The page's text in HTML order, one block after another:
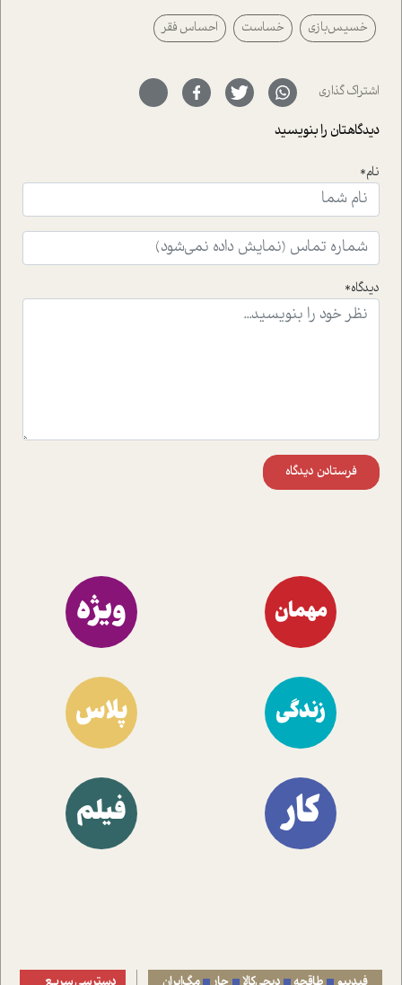
پیرامون آن آشنا می کند.در بخش دو فنجان داغ به سراغ افرادی
رفته ایم که موفقیت را در عمل به اثبات رسانده اند؛ سید
حمیدرضا محتشمی که بیست و پنجمین سال فعالیت حرفه
سر نهاده است و نیز کرامت عزیز زاده؛ سفیر صلح و دوستی که
با رکاب زدن در بیش از هفتاد کشور و کاشتن درخت، به نماد
حمایت از محیط زیست و منابع طبیعی تبدیل گشته
است.فصل روایت اجنبی ها در این شماره به دو موضوع
ای که به زندگی شگفت انگیز جین گودال و تاثیرات کاوش های
ایشان در حوزه ی شامپانزه ها بر زندگی امروزی ما نگاهی
افکنده است.فصل اتاق 333 شما را پای صحبت یک تجربه ی
واقعی در ارتباط با اختلال شخصیت اسکزوئید و مشکلات و نیز
راهکارهای حل آن قرار می دهد که در اتاق درمان اتفاق افتاده
موثرترین راهکارهای استفاده از هوش مصنوعی در حوزه های
خسیس‌بازی خساست احساس فقر
اشتراک گذاری
دیدگاهتان را بنویسید
نام*
دیدگاه*
فرستادن دیدگاه
مهمان ویژه
زندگی پلاس
کار فیلم